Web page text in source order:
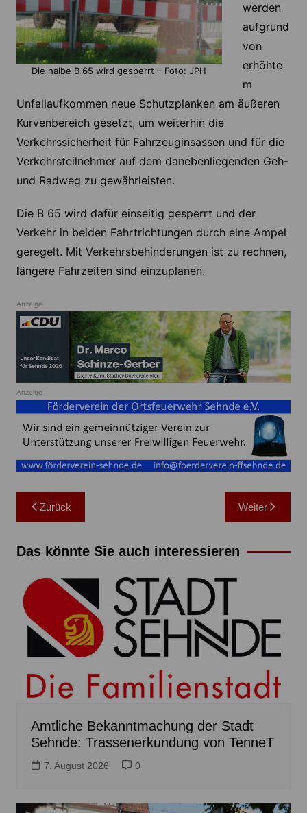
Die halbe B 65 wird gesperrt – Foto: JPH
werden
aufgrund
von
erhöhte
m
Unfallaufkommen neue Schutzplanken am äußeren
Kurvenbereich gesetzt, um weiterhin die
Verkehrssicherheit für Fahrzeuginsassen und für die
Verkehrsteilnehmer auf dem danebenliegenden Geh-
und Radweg zu gewährleisten.
Die B 65 wird dafür einseitig gesperrt und der
Verkehr in beiden Fahrtrichtungen durch eine Ampel
geregelt. Mit Verkehrsbehinderungen ist zu rechnen,
längere Fahrzeiten sind einzuplanen.
Anzeige
Anzeige
Beitragsnavigation
Zurück Weiter
Das könnte Sie auch interessieren
Amtliche Bekanntmachung der Stadt
Sehnde: Trassenerkundung von TenneT
7. August 2026 0